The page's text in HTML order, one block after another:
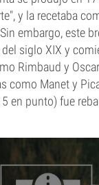
y la recetaba
embargo, este
siglo XIX y
Rimbaud y
como Manet y
en punto) fue